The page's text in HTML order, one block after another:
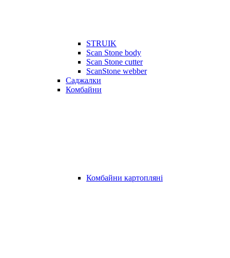
STRUIK
Scan Stone body
Scan Stone cutter
ScanStone webber
Саджалки
Комбайни
Комбайни картопляні